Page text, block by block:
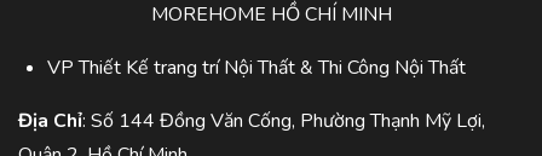
MOREHOME HỒ CHÍ MINH
VP Thiết Kế trang trí Nội Thất & Thi Công Nội Thất
Địa Chỉ: Số 144 Đồng Văn Cống, Phường Thạnh Mỹ Lợi,